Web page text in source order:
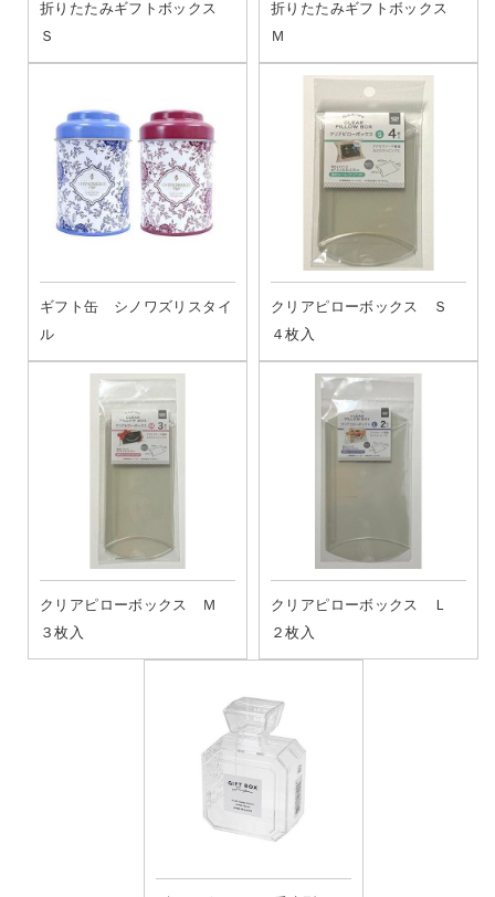
折りたたみギフトボックス
Ｓ
折りたたみギフトボックス
Ｍ
ギフト缶 シノワズリスタイ
ル
クリアピローボックス Ｓ
４枚入
クリアピローボックス Ｍ
３枚入
クリアピローボックス Ｌ
２枚入